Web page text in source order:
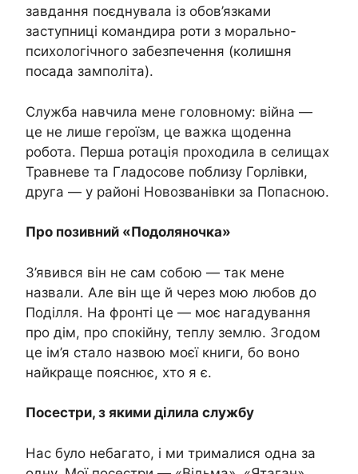
завдання поєднувала із обов’язками
заступниці командира роти з морально-
психологічного забезпечення (колишня
посада замполіта).
Служба навчила мене головному: війна —
це не лише героїзм, це важка щоденна
робота. Перша ротація проходила в селищах
Травневе та Гладосове поблизу Горлівки,
друга — у районі Новозванівки за Попасною.
Про позивний «Подоляночка»
З’явився він не сам собою — так мене
назвали. Але він ще й через мою любов до
Поділля. На фронті це — моє нагадування
про дім, про спокійну, теплу землю. Згодом
це ім’я стало назвою моєї книги, бо воно
найкраще пояснює, хто я є.
Посестри, з якими ділила службу
Нас було небагато, і ми трималися одна за